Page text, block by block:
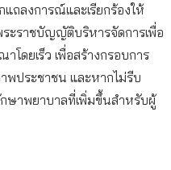
ถลงการณ์และเรียกร้องให้
ะราชบัญญัติบริหารจัดการเพื่อ
โดยเร็ว เพื่อสร้างกรอบการ
พประชาชน และหากไม่รีบ
กษาพยาบาลที่เพิ่มขึ้นสำหรับผู้